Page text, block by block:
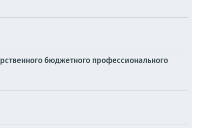
бюджетного профессионального